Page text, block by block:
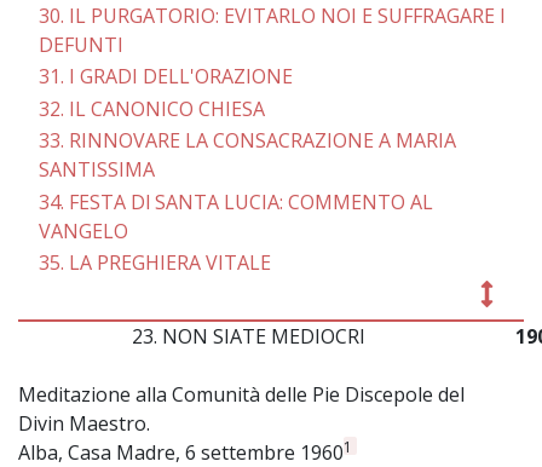
30. IL PURGATORIO: EVITARLO NOI E SUFFRAGARE I
DEFUNTI
31. I GRADI DELL'ORAZIONE
32. IL CANONICO CHIESA
33. RINNOVARE LA CONSACRAZIONE A MARIA
SANTISSIMA
34. FESTA Dl SANTA LUCIA: COMMENTO AL
VANGELO
35. LA PREGHIERA VITALE
23. NON SIATE MEDIOCRI
Meditazione alla Comunità delle Pie Discepole del
Divin Maestro.
Alba, Casa Madre, 6 settembre 19601